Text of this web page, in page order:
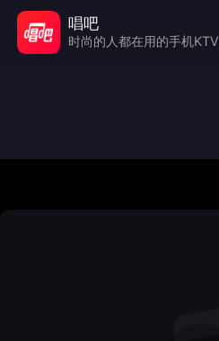
唱吧
时尚的人都在用的手机KTV